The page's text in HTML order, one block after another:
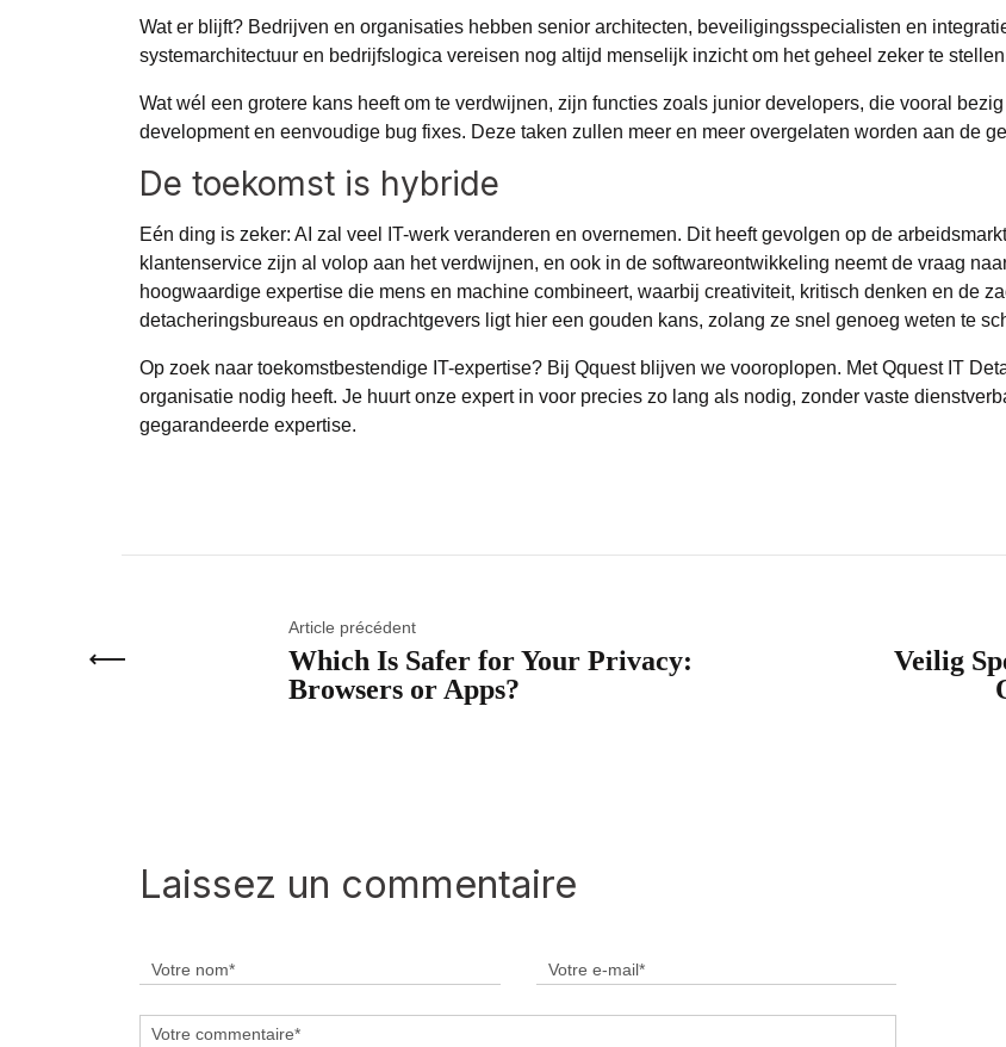
Wat er blijft? Bedrijven en organisaties hebben senior architecten, beveiligingsspecialisten en
systemarchitectuur en bedrijfslogica vereisen nog altijd menselijk inzicht om het geheel zeker te
Wat wél een grotere kans heeft om te verdwijnen, zijn functies zoals junior developers, die vooral
development en eenvoudige bug fixes. Deze taken zullen meer en meer overgelaten worden aan de
De toekomst is hybride
Eén ding is zeker: AI zal veel IT-werk veranderen en overnemen. Dit heeft gevolgen op de
klantenservice zijn al volop aan het verdwijnen, en ook in de softwareontwikkeling neemt de vraag
hoogwaardige expertise die mens en machine combineert, waarbij creativiteit, kritisch denken en de
detacheringsbureaus en opdrachtgevers ligt hier een gouden kans, zolang ze snel genoeg weten te
Op zoek naar toekomstbestendige IT-expertise? Bij Qquest blijven we vooroplopen. MetQquest IT
organisatie nodig heeft. Je huurt onze expert in voor precies zo lang als nodig, zonder vaste
gegarandeerde expertise.
Article précédent
Which Is Safer for Your Privacy:
Browsers or Apps?
Veilig
Laissez un commentaire